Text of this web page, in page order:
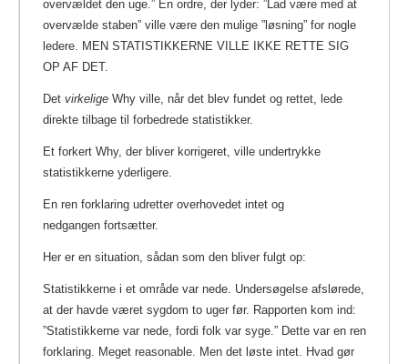
overvældet den uge.” En ordre, der lyder: ”Lad være med at
overvælde staben” ville være den mulige ”løsning” for nogle
ledere. MEN STATISTIKKERNE VILLE IKKE RETTE SIG
OP AF DET.
Det virkelige Why ville, når det blev fundet og rettet, lede
direkte tilbage til forbedrede statistikker.
Et forkert Why, der bliver korrigeret, ville undertrykke
statistikkerne yderligere.
En ren forklaring udretter overhovedet intet og
nedgangen fortsætter.
Her er en situation, sådan som den bliver fulgt op:
Statistikkerne i et område var nede. Undersøgelse afslørede,
at der havde været sygdom to uger før. Rapporten kom ind:
”Statistikkerne var nede, fordi folk var syge.” Dette var en ren
forklaring. Meget reasonable. Men det løste intet. Hvad gør